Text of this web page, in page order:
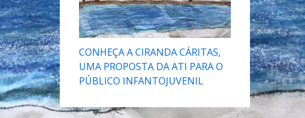
CONHEÇA A CIRANDA CÁRITAS,
UMA PROPOSTA DA ATI PARA O
PÚBLICO INFANTOJUVENIL